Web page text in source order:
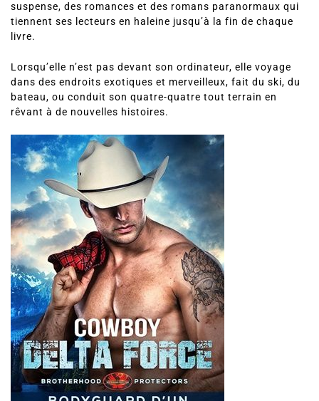
suspense, des romances et des romans paranormaux qui
tiennent ses lecteurs en haleine jusqu’à la fin de chaque
livre.
Lorsqu’elle n’est pas devant son ordinateur, elle voyage
dans des endroits exotiques et merveilleux, fait du ski, du
bateau, ou conduit son quatre-quatre tout terrain en
rêvant à de nouvelles histoires.